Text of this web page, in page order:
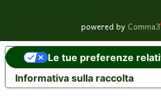
powered byComma3
Informativa sulla raccolta
Le tue preferenze